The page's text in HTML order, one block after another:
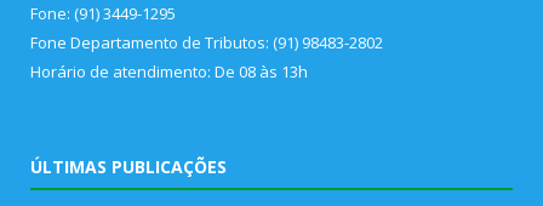
Fone: (91) 3449-1295
Fone Departamento de Tributos: (91) 98483-2802
Horário de atendimento: De 08 às 13h
ÚLTIMAS PUBLICAÇÕES